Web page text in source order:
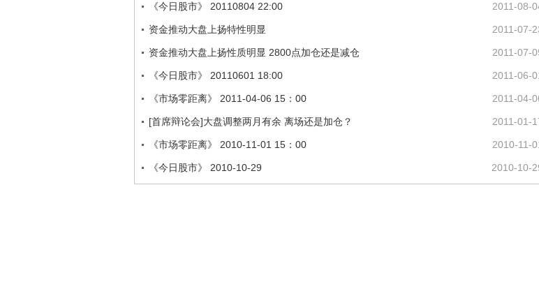
2011-08-
《今日股市》 20110804 22:00
2011-07-
资金推动大盘上扬特性明显
2011-07-
资金推动大盘上扬性质明显 2800点加仓还是减仓
2011-06-
《今日股市》 20110601 18:00
2011-04-
《市场零距离》 2011-04-06 15：00
2011-01-
[首席辩论会]大盘调整两月有余 离场还是加仓？
2010-11-
《市场零距离》 2010-11-01 15：00
2010-10-
《今日股市》 2010-10-29